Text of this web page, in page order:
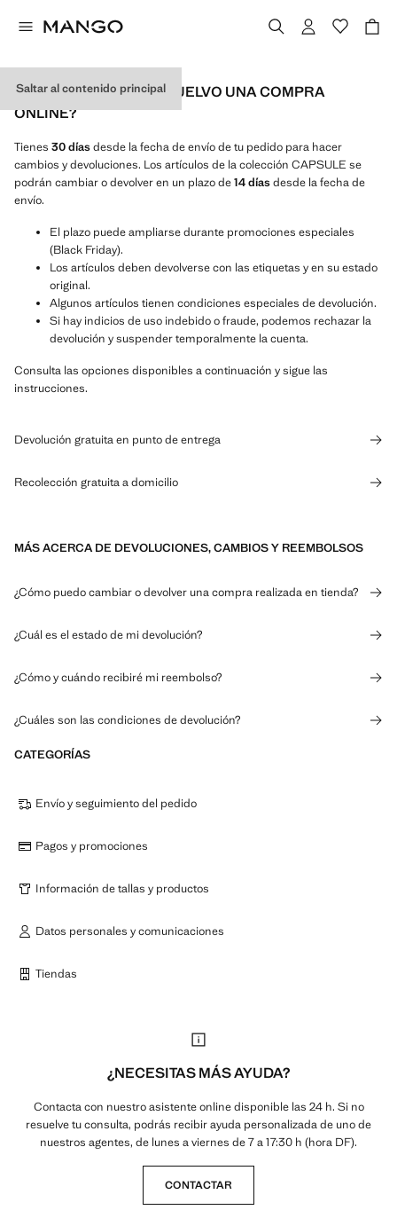
Saltar al contenido principal
¿CÓMO CAMBIO O DEVUELVO UNA COMPRA
ONLINE?
Tienes 30 díasdesde la fecha de envío de tu pedido para hacer
cambios y devoluciones. Los artículos de la colección CAPSULE se
podrán cambiar o devolver en un plazo de14 díasdesde la fecha de
envío.
El plazo puede ampliarse durante promociones especiales
(Black Friday).
Los artículos deben devolverse con las etiquetas y en su estado
original.
Algunos artículos tienen condiciones especiales de devolución.
Si hay indicios de uso indebido o fraude, podemos rechazar la
devolución y suspender temporalmente la cuenta.
Consulta las opciones disponibles a continuación y sigue las
instrucciones.
Devolución gratuita en punto de entrega
Recolección gratuita a domicilio
MÁS ACERCA DE DEVOLUCIONES, CAMBIOS Y REEMBOLSOS
¿Cómo puedo cambiar o devolver una compra realizada en tienda?
¿Cuál es el estado de mi devolución?
¿Cómo y cuándo recibiré mi reembolso?
¿Cuáles son las condiciones de devolución?
CATEGORÍAS
Envío y seguimiento del pedido
Pagos y promociones
Información de tallas y productos
Datos personales y comunicaciones
Tiendas
¿NECESITAS MÁS AYUDA?
Contacta con nuestro asistente online disponible las 24 h. Si no
resuelve tu consulta, podrás recibir ayuda personalizada de uno de
nuestros agentes, de lunes a viernes de 7 a 17:30 h (hora DF).
CONTACTAR